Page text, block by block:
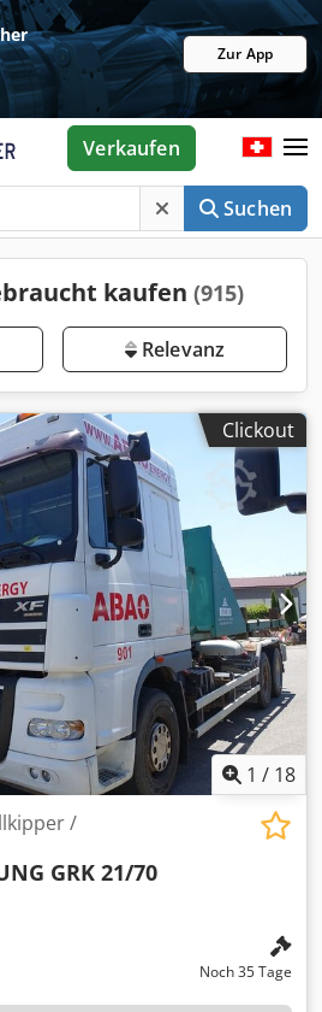
Zur App
Suchen
Verkaufen
kaufen (915)
Relevanz
Clickout
1 / 18
/
GRK 21/70
Noch 35 Tage